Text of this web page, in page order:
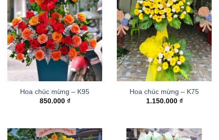
Hoa chúc mừng – K95
850.000 ₫
Hoa chúc mừng – K75
1.150.000 ₫